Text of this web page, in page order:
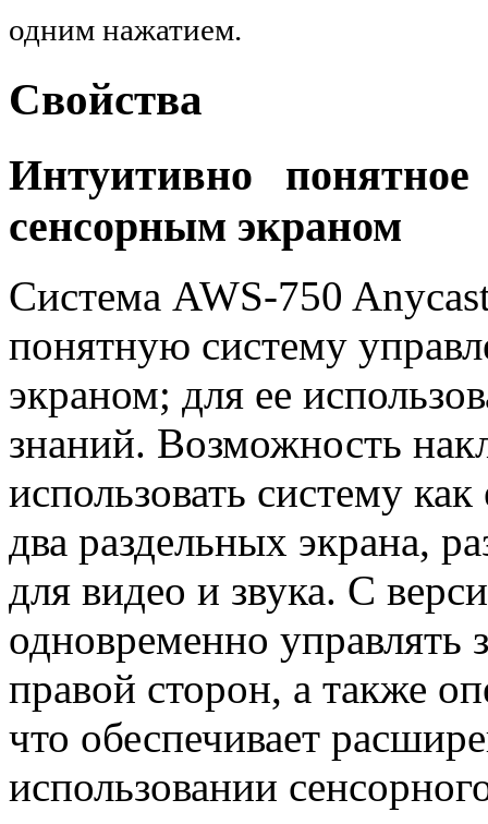
одним нажатием.
Свойства
Интуитивно
сенсорным экраном
Система AWS-750
понятную систему
экраном; для ее
знаний. Возможность
использовать систему
два раздельных экрана,
для видео и звука. С
одновременно
правой сторон, а также
что обеспечивает
использовании